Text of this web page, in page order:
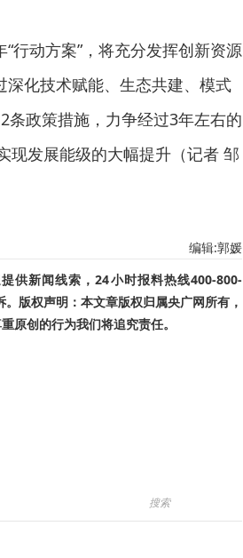
行动方案”，将充分发挥创新资源
化技术赋能、生态共建、模式
条政策措施，力争经过3年左右的
现发展能级的大幅提升（记者 邹
编辑:郭媛
供新闻线索，24小时报料热线400-800-
版权声明：本文章版权归属央广网所有，
创的行为我们将追究责任。